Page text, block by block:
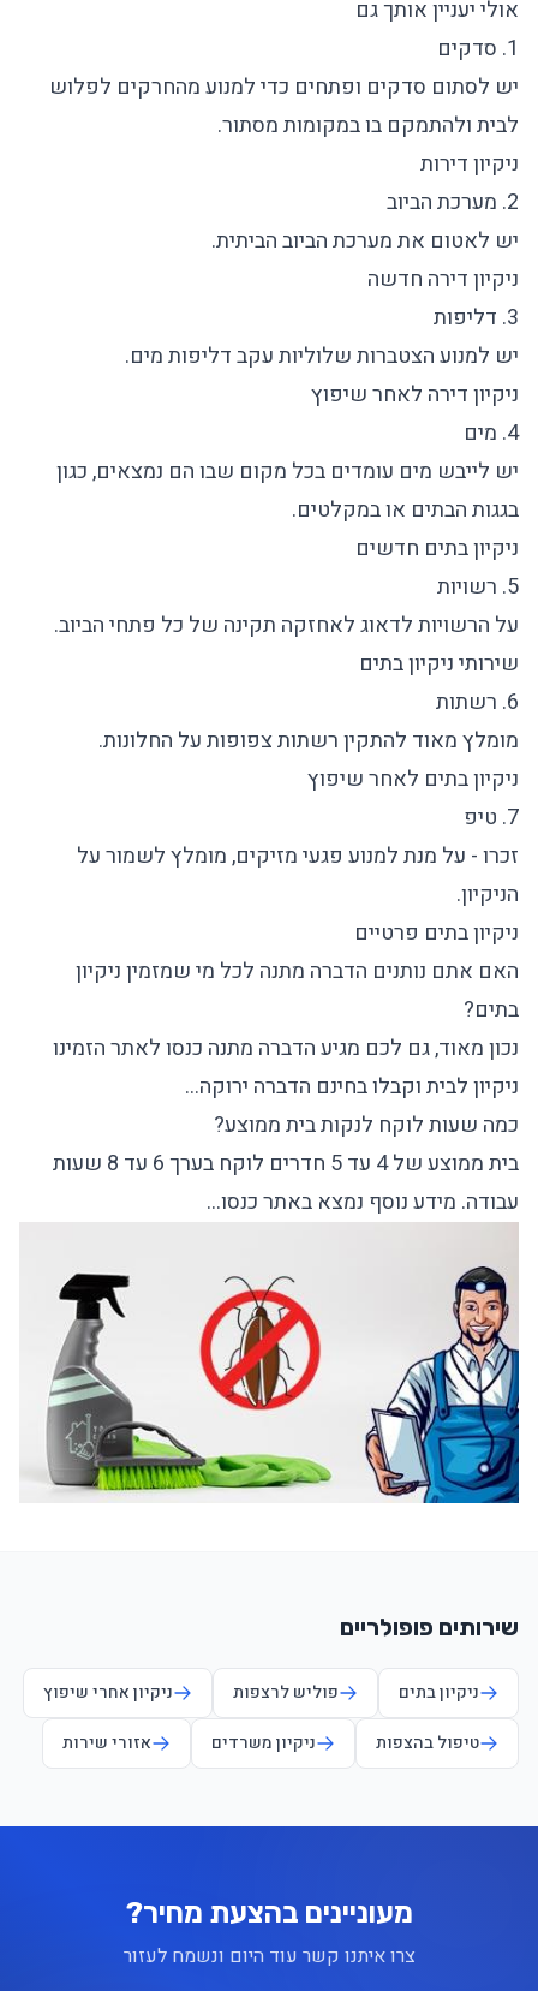
אולי יעניין אותך גם
1. סדקים
יש לסתום סדקים ופתחים כדי למנוע מהחרקים לפלוש
לבית ולהתמקם בו במקומות מסתור.
ניקיון דירות
2. מערכת הביוב
יש לאטום את מערכת הביוב הביתית.
ניקיון דירה חדשה
3. דליפות
יש למנוע הצטברות שלוליות עקב דליפות מים.
ניקיון דירה לאחר שיפוץ
4. מים
יש לייבש מים עומדים בכל מקום שבו הם נמצאים, כגון
בגגות הבתים או במקלטים.
ניקיון בתים חדשים
5. רשויות
על הרשויות לדאוג לאחזקה תקינה של כל פתחי הביוב.
שירותי ניקיון בתים
6. רשתות
מומלץ מאוד להתקין רשתות צפופות על החלונות.
ניקיון בתים לאחר שיפוץ
7. טיפ
זכרו - על מנת למנוע פגעי מזיקים, מומלץ לשמור על
הניקיון.
ניקיון בתים פרטיים
האם אתם נותנים הדברה מתנה לכל מי שמזמין ניקיון
בתים?
נכון מאוד, גם לכם מגיע הדברה מתנה כנסו לאתר הזמינו
ניקיון לבית וקבלו בחינם הדברה ירוקה…
כמה שעות לוקח לנקות בית ממוצע?
בית ממוצע של 4 עד 5 חדרים לוקח בערך 6 עד 8 שעות
עבודה. מידע נוסף נמצא באתר כנסו…
שירותים פופולריים
ניקיון בתים פוליש לרצפות
ניקיון אחרי שיפוץ
טיפול בהצפות
ניקיון משרדים אזורי שירות
מעוניינים בהצעת מחיר?
צרו איתנו קשר עוד היום ונשמח לעזור